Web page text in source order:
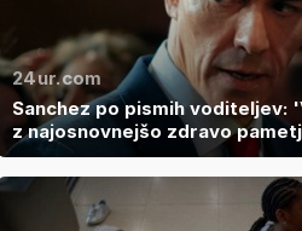
24ur.com
Sanchez po pismih voditeljev:
z najosnovnejšo zdravo